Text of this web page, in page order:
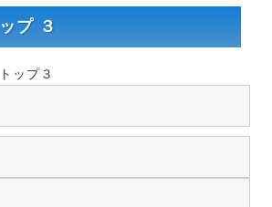
プ ３
ップ３